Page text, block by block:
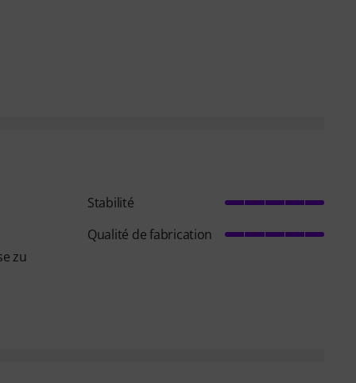
zu
Stabilité
Qualité de fabrication